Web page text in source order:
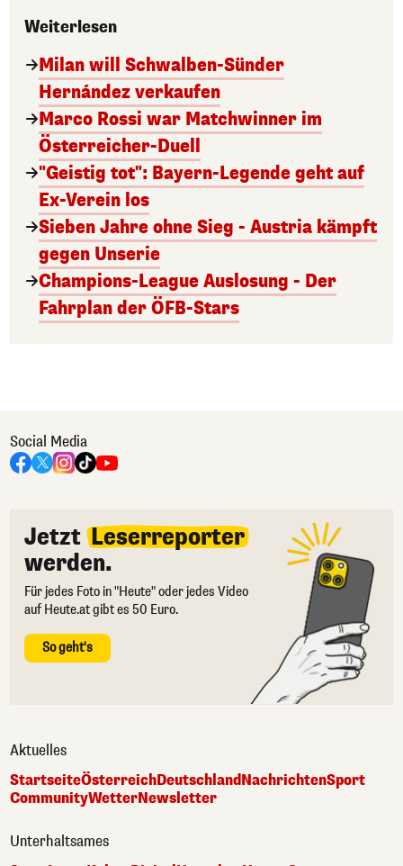
Weiterlesen
Milan will Schwalben-Sünder
Hernández verkaufen
Marco Rossi war Matchwinner im
Österreicher-Duell
"Geistig tot": Bayern-Legende geht auf
Ex-Verein los
Sieben Jahre ohne Sieg - Austria kämpft
gegen Unserie
Champions-League Auslosung - Der
Fahrplan der ÖFB-Stars
Social Media
Jetzt Leserreporter
werden.
Für jedes Foto in "Heute" oder jedes Video
auf Heute.at gibt es 50 Euro.
So geht's
Aktuelles
StartseiteÖsterreichDeutschlandNachrichtenSport
CommunityWetterNewsletter
Unterhaltsames